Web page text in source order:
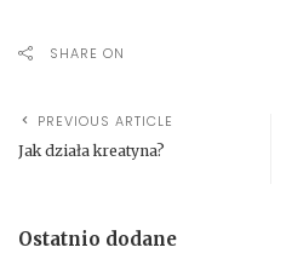
SHARE ON
PREVIOUS ARTICLE
Jak działa kreatyna?
Ostatnio dodane